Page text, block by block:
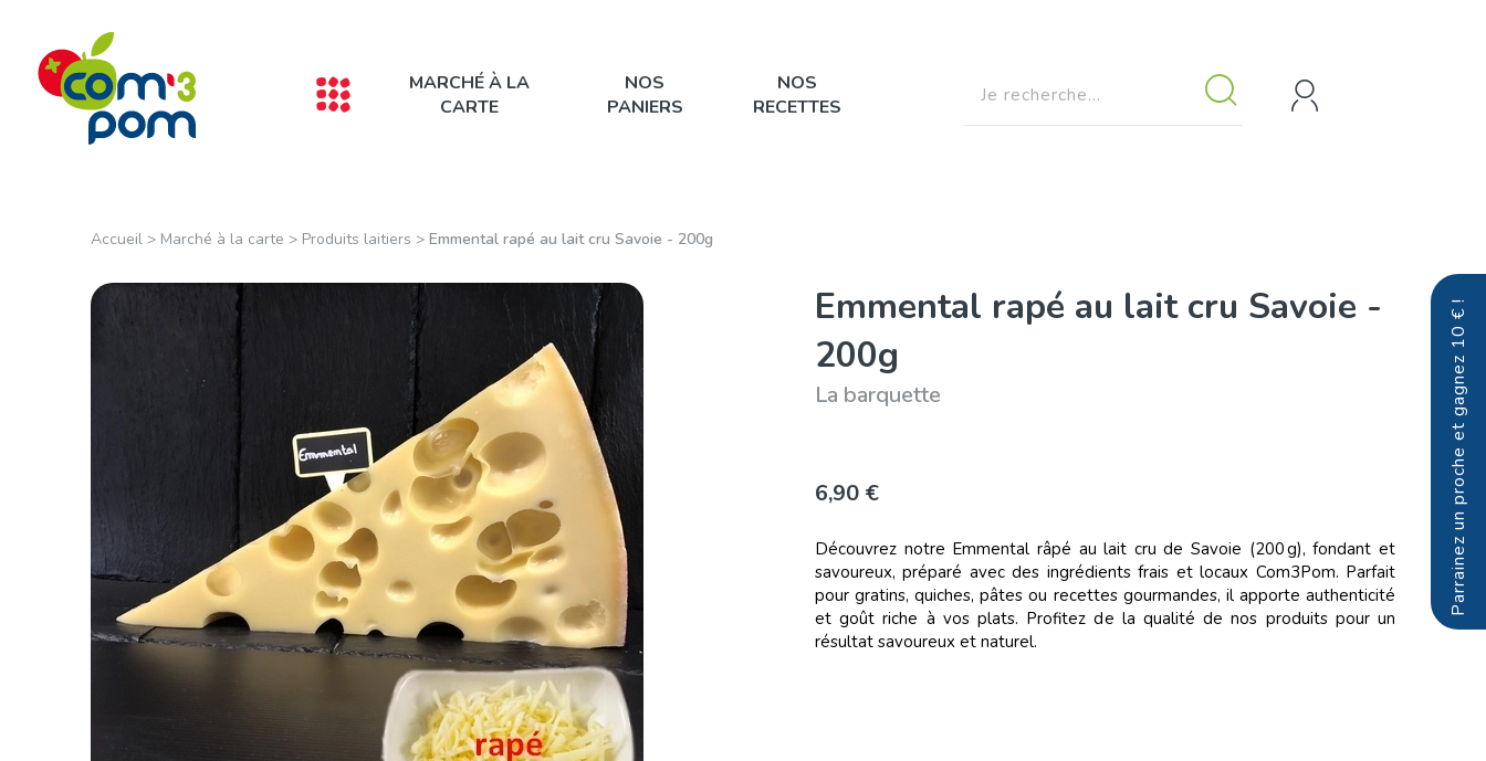
MARCHÉ À LA
CARTE
NOS
PANIERS
NOS
RECETTES
Parrainez un proche et gagnez 10 € !
Accueil > Marché à la carte > Produits laitiers > Emmental rapé au lait cru Savoie - 200g
Emmental rapé au lait cru Savoie -
200g
La barquette
6,90 €
Découvrez notre Emmental râpé au lait cru de Savoie (200 g), fondant et
savoureux, préparé avec des ingrédients frais et locaux Com3Pom. Parfait
pour gratins, quiches, pâtes ou recettes gourmandes, il apporte authenticité
et goût riche à vos plats. Profitez de la qualité de nos produits pour un
résultat savoureux et naturel.